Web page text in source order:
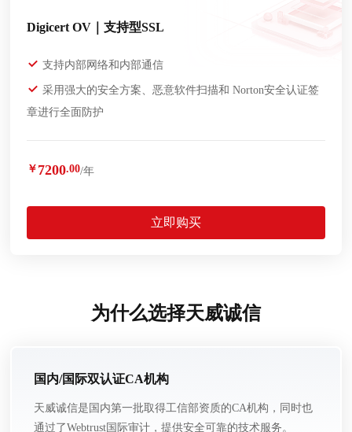
Digicert OV｜支持型SSL
支持内部网络和内部通信
采用强大的安全方案、恶意软件扫描和 Norton安全认证签
章进行全面防护
￥ 7200.00/年
立即购买
为什么选择天威诚信
国内/国际双认证CA机构
天威诚信是国内第一批取得工信部资质的CA机构，同时也
通过了Webtrust国际审计，提供安全可靠的技术服务。